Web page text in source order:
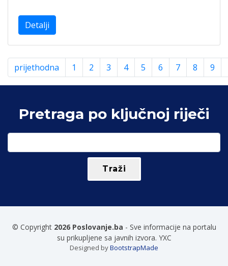
Detalji
prijethodna 1 2 3 4 5 6 7 8 9
Pretraga po ključnoj riječi
© Copyright 2026 Poslovanje.ba - Sve informacije na portalu
su prikupljene sa javnih izvora. YXC
Designed byBootstrapMade